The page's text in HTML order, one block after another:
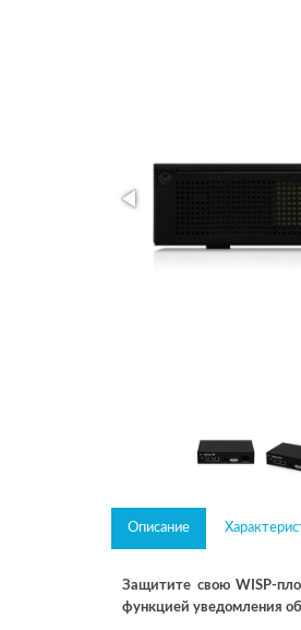
Описание
Защитите свою WISP-
функцией уведомления